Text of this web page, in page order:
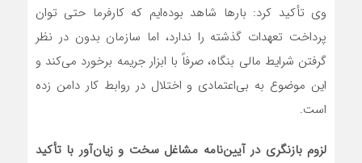
وی تأکید کرد: بارها شاهد بوده‌ایم که کارفرما حتی توان
پرداخت تعهدات گذشته را ندارد، اما سازمان بدون در نظر
گرفتن شرایط مالی بنگاه، صرفاً با ابزار جریمه برخورد می‌کند و
این موضوع به بی‌اعتمادی و اختلال در روابط کار دامن زده
است.
لزوم بازنگری در آیین‌نامه مشاغل سخت و زیان‌آور با تأکید